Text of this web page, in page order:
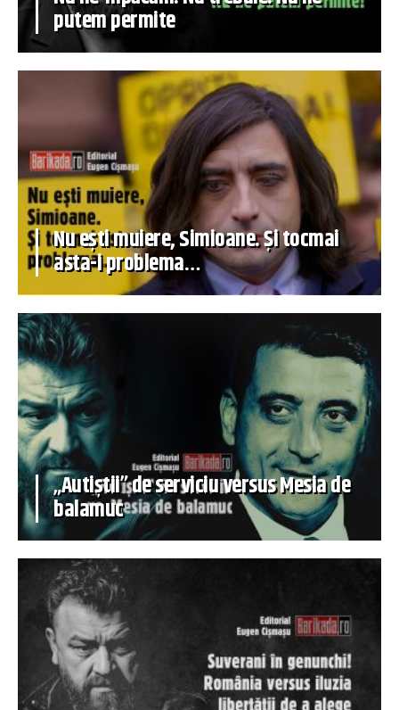
putem permite
Nu ești muiere, Simioane. Și tocmai
asta-i problema…
„Autiștii” de serviciu versus Mesia de
balamuc